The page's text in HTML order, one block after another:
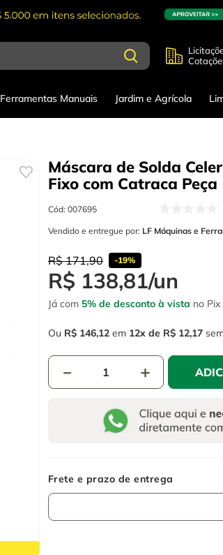
Ferramentas Manuais Jardim e Agrícola
Máscara de Solda
Fixo com Catraca Peça
Cód: 007695
Vendido e entregue por: LF Máquinas e
R$ 171,90 -19%
R$ 138,81/un
Já com 5% de desconto à vista no Pix
Ou R$ 146,12 em 12 R$ 12,17
＋
－